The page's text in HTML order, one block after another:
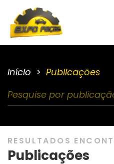
Início Publicações
RESULTADOS
Publicações